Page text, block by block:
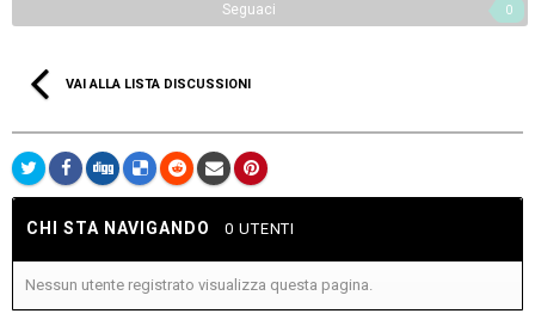
Seguaci 0
VAI ALLA LISTA DISCUSSIONI
CHI STA NAVIGANDO 0 UTENTI
Nessun utente registrato visualizza questa pagina.